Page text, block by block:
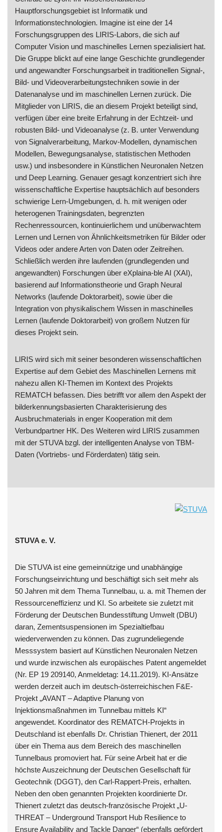
Hauptforschungsgebiet ist Informatik und
Informationstechnologien. Imagine ist eine der 14
Forschungsgruppen des LIRIS-Labors, die sich auf
Computer Vision und maschinelles Lernen spezialisiert hat.
Die Gruppe blickt auf eine lange Geschichte grundlegender
und angewandter Forschungsarbeit in traditionellen Signal-,
Bild- und Videoverarbeitungstechniken sowie in der
Datenanalyse und im maschinellen Lernen zurück. Die
Mitglieder von LIRIS, die an diesem Projekt beteiligt sind,
verfügen über eine breite Erfahrung in der Echtzeit- und
robusten Bild- und Videoanalyse (z. B. unter Verwendung
von Signalverarbeitung, Markov-Modellen, dynamischen
Modellen, Bewegungsanalyse, statistischen Methoden
usw.) und insbesondere in Künstlichen Neuronalen Netzen
und Deep Learning. Genauer gesagt konzentriert sich ihre
wissenschaftliche Expertise hauptsächlich auf besonders
schwierige Lern-Umgebungen, d. h. mit wenigen oder
heterogenen Trainingsdaten, begrenzten
Rechenressourcen, kontinuierlichem und unüberwachtem
Lernen und Lernen von Ähnlichkeitsmetriken für Bilder oder
Videos oder andere Arten von Daten oder Zeitreihen.
Schließlich werden ihre laufenden (grundlegenden und
angewandten) Forschungen über eXplaina-ble AI (XAI),
basierend auf Informationstheorie und Graph Neural
Networks (laufende Doktorarbeit), sowie über die
Integration von physikalischem Wissen in maschinelles
Lernen (laufende Doktorarbeit) von großem Nutzen für
dieses Projekt sein.
LIRIS wird sich mit seiner besonderen wissenschaftlichen
Expertise auf dem Gebiet des Maschinellen Lernens mit
nahezu allen KI-Themen im Kontext des Projekts
REMATCH befassen. Dies betrifft vor allem den Aspekt der
bilderkennungsbasierten Charakterisierung des
Ausbruchmaterials in enger Kooperation mit dem
Verbundpartner HK. Des Weiteren wird LIRIS zusammen
mit der STUVA bzgl. der intelligenten Analyse von TBM-
Daten (Vortriebs- und Förderdaten) tätig sein.
STUVA e. V.
Die STUVA ist eine gemeinnützige und unabhängige
Forschungseinrichtung und beschäftigt sich seit mehr als
50 Jahren mit dem Thema Tunnelbau, u. a. mit Themen der
Ressourceneffizienz und KI. So arbeitete sie zuletzt mit
Förderung der Deutschen Bundesstiftung Umwelt (DBU)
daran, Zementsuspensionen im Spezialtiefbau
wiederverwenden zu können. Das zugrundeliegende
Messsystem basiert auf Künstlichen Neuronalen Netzen
und wurde inzwischen als europäisches Patent angemeldet
(Nr. EP 19 209140, Anmeldetag: 14.11.2019). KI-Ansätze
werden derzeit auch im deutsch-österreichischen F&E-
Projekt „AVANT – Adaptive Planung von
Injektionsmaßnahmen im Tunnelbau mittels KI“
angewendet. Koordinator des REMATCH-Projekts in
Deutschland ist ebenfalls Dr. Christian Thienert, der 2011
über ein Thema aus dem Bereich des maschinellen
Tunnelbaus promoviert hat. Für seine Arbeit hat er die
höchste Auszeichnung der Deutschen Gesellschaft für
Geotechnik (DGGT), den Carl-Rappert-Preis, erhalten.
Neben den oben genannten Projekten koordinierte Dr.
Thienert zuletzt das deutsch-französische Projekt „U-
THREAT – Underground Transport Hub Resilience to
Ensure Availability and Tackle Danger“ (ebenfalls gefördert